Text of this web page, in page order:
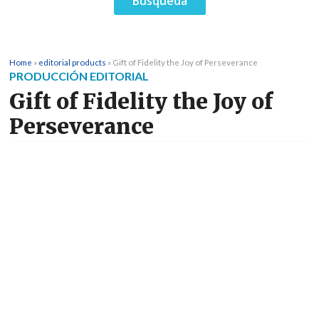
Home » editorial products » Gift of Fidelity the Joy of Perseverance
PRODUCCIÓN EDITORIAL
Gift of Fidelity the Joy of
Perseverance